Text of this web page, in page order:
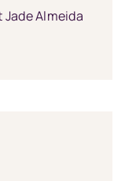
Jade Almeida